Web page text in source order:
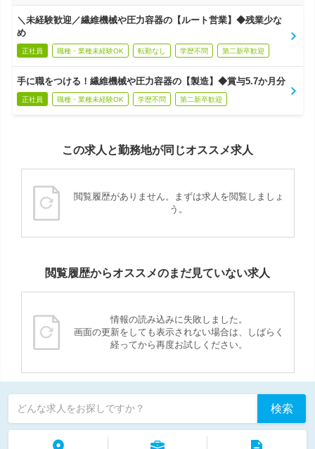
＼未経験歓迎／繊維機械や圧力容器の【ルート営業】◆残業少な
め
正社員 職種・業種未経験OK 転勤なし 学歴不問 第二新卒歓迎
手に職をつける！繊維機械や圧力容器の【製造】◆賞与5.7か月分
正社員 職種・業種未経験OK 学歴不問 第二新卒歓迎
この求人と勤務地が同じオススメ求人
閲覧履歴がありません。まずは求人を閲覧しましょ
う。
閲覧履歴からオススメのまだ見ていない求人
情報の読み込みに失敗しました。
画面の更新をしても表示されない場合は、しばらく
経ってから再度お試しください。
どんな求人をお探しですか？ 検索